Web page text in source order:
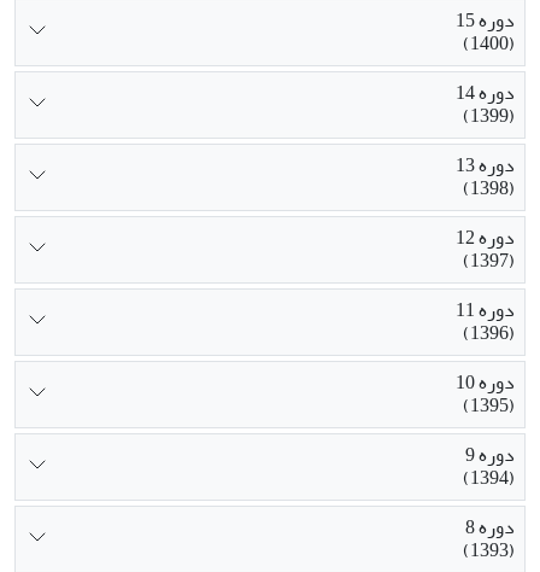
دوره 15
(1400)
دوره 14
(1399)
دوره 13
(1398)
دوره 12
(1397)
دوره 11
(1396)
دوره 10
(1395)
دوره 9
(1394)
دوره 8
(1393)